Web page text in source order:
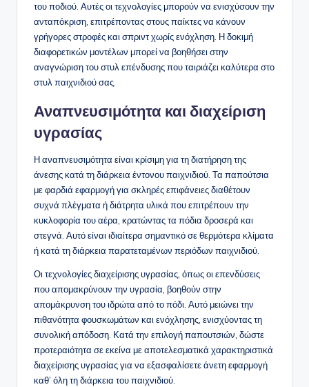
του ποδιού. Αυτές οι τεχνολογίες μπορούν να ενισχύσουν την
ανταπόκριση, επιτρέποντας στους παίκτες να κάνουν
γρήγορες στροφές και σπριντ χωρίς ενόχληση. Η δοκιμή
διαφορετικών μοντέλων μπορεί να βοηθήσει στην
αναγνώριση του στυλ επένδυσης που ταιριάζει καλύτερα στο
στυλ παιχνιδιού σας.
Αναπνευσιμότητα και διαχείριση
υγρασίας
Η αναπνευσιμότητα είναι κρίσιμη για τη διατήρηση της
άνεσης κατά τη διάρκεια έντονου παιχνιδιού. Τα παπούτσια
με φαρδιά εφαρμογή για σκληρές επιφάνειες διαθέτουν
συχνά πλέγματα ή διάτρητα υλικά που επιτρέπουν την
κυκλοφορία του αέρα, κρατώντας τα πόδια δροσερά και
στεγνά. Αυτό είναι ιδιαίτερα σημαντικό σε θερμότερα κλίματα
ή κατά τη διάρκεια παρατεταμένων περιόδων παιχνιδιού.
Οι τεχνολογίες διαχείρισης υγρασίας, όπως οι επενδύσεις
που απομακρύνουν την υγρασία, βοηθούν στην
απομάκρυνση του ιδρώτα από το πόδι. Αυτό μειώνει την
πιθανότητα φουσκωμάτων και ενόχλησης, ενισχύοντας τη
συνολική απόδοση. Κατά την επιλογή παπουτσιών, δώστε
προτεραιότητα σε εκείνα με αποτελεσματικά χαρακτηριστικά
διαχείρισης υγρασίας για να εξασφαλίσετε άνετη εφαρμογή
καθ’ όλη τη διάρκεια του παιχνιδιού.